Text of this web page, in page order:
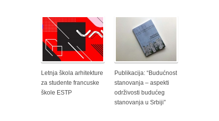
Letnja škola arhitekture
za studente francuske
škole ESTP
Publikacija: “Budućnost
stanovanja – aspekti
održivosti budućeg
stanovanja u Srbiji”